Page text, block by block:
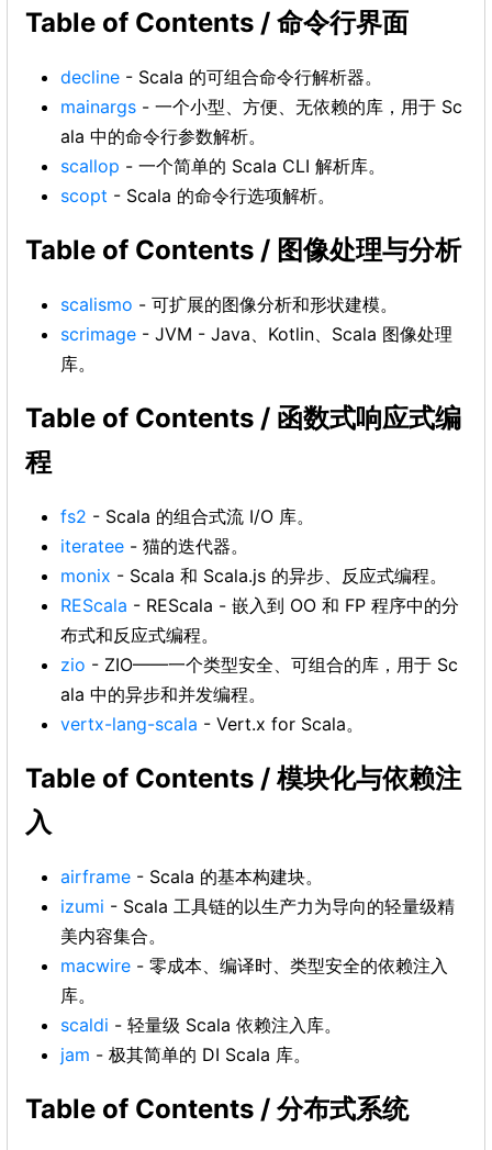
Table of Contents / 命令行界面
decline - Scala 的可组合命令行解析器。
mainargs - 一个小型、方便、无依赖的库，用于 Sc
ala 中的命令行参数解析。
scallop - 一个简单的 Scala CLI 解析库。
scopt - Scala 的命令行选项解析。
Table of Contents / 图像处理与分析
scalismo - 可扩展的图像分析和形​​状建模。
scrimage - JVM - Java、Kotlin、Scala 图像处理
库。
Table of Contents / 函数式响应式编
程
fs2 - Scala 的组合式流 I/O 库。
iteratee - 猫的迭代器。
monix - Scala 和 Scala.js 的异步、反应式编程。
REScala - REScala - 嵌入到 OO 和 FP 程序中的分
布式和反应式编程。
zio - ZIO——一个类型安全、可组合的库，用于 Sc
ala 中的异步和并发编程。
vertx-lang-scala - Vert.x for Scala。
Table of Contents / 模块化与依赖注
入
airframe - Scala 的基本构建块。
izumi - Scala 工具链的以生产力为导向的轻量级精
美内容集合。
macwire - 零成本、编译时、类型安全的依赖注入
库。
scaldi - 轻量级 Scala 依赖注入库。
jam - 极其简单的 DI Scala 库。
Table of Contents / 分布式系统